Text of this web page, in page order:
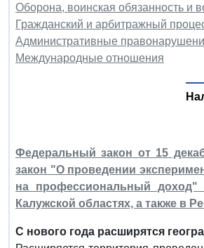
Оборона, воинская обязанность и
Гражданский и арбитражный
Административные
Международные отношения
Федеральный закон от 15
закон "О проведении
на профессиональный доход"
Калужской областях, а также в
С нового года расширятся